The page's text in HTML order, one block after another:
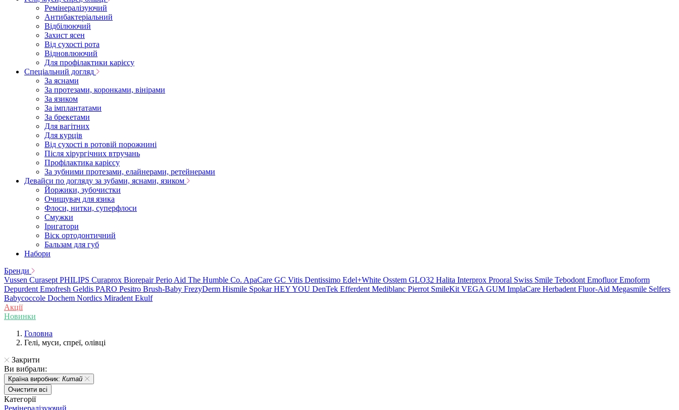
Ремінералізуючий
Антибактеріальний
Відбілюючий
Захист ясен
Від сухості рота
Відновлюючий
Для профілактики карієсу
Спеціальний догляд
За яснами
За протезами, коронками, вінірами
За язиком
За імплантатами
За брекетами
Для вагітних
Для курців
Від сухості в ротовій порожнині
Після хірургічних втручань
Профілактика карієсу
За зубними протезами, елайнерами, ретейнерами
Девайси по догляду за зубами, яснами, язиком
Йоржики, зубочистки
Очищувач для язика
Флоси, нитки, суперфлоси
Смужки
Іригатори
Віск ортодонтичний
Бальзам для губ
Набори
Бренди
Vussen Curasept PHILIPS Curaprox Biorepair Perio Aid The Humble Co. ApaCare GC Vitis Dentissimo Edel+White Osstem GLO32 Halita Interprox Prooral Swiss Smile Tebodont Emofluor Emoform
Depurdent Emofresh Geldis PARO Pesitro Brush-Baby FrezyDerm Hismile Spokar HEY YOU DenTek Efferdent Mediblanc Pierrot SmileKit VEGA GUM ImplaCare Herbadent Fluor-Aid Megasmile Selfers
Babycoccole Dochem Nordics Miradent Ekulf
Акції
Новинки
Головна
Гелі, муси, спреї, олівці
Закрити
Ви вибрали:
Країна виробник: Китай
Очистити всі
Категорії
Ремінералізуючий